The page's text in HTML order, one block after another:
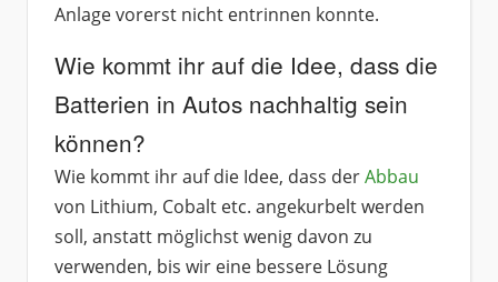
Anlage vorerst nicht entrinnen konnte.
Wie kommt ihr auf die Idee, dass die
Batterien in Autos nachhaltig sein
können?
Wie kommt ihr auf die Idee, dass derAbbau
von Lithium, Cobalt etc. angekurbelt werden
soll, anstatt möglichst wenig davon zu
verwenden, bis wir eine bessere Lösung